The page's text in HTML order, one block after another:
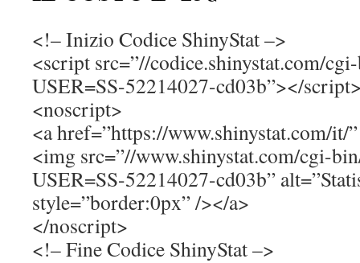
<!– Inizio Codice ShinyStat –>
<script src=”//codice.shinystat.com/
USER=SS-52214027-cd03b”></
<noscript>
<a href=”https://www.shinystat.com/it/
<img src=”//www.shinystat.com/cgi-
USER=SS-52214027-cd03b”
style=”border:0px” /></a>
</noscript>
<!– Fine Codice ShinyStat –>